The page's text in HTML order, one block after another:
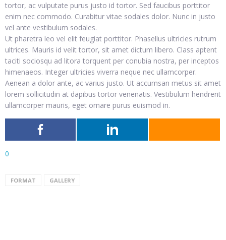
tortor, ac vulputate purus justo id tortor. Sed faucibus porttitor
enim nec commodo. Curabitur vitae sodales dolor. Nunc in justo
vel ante vestibulum sodales.
Ut pharetra leo vel elit feugiat porttitor. Phasellus ultricies rutrum
ultrices. Mauris id velit tortor, sit amet dictum libero. Class aptent
taciti sociosqu ad litora torquent per conubia nostra, per inceptos
himenaeos. Integer ultricies viverra neque nec ullamcorper.
Aenean a dolor ante, ac varius justo. Ut accumsan metus sit amet
lorem sollicitudin at dapibus tortor venenatis. Vestibulum hendrerit
ullamcorper mauris, eget ornare purus euismod in.
0
FORMAT GALLERY